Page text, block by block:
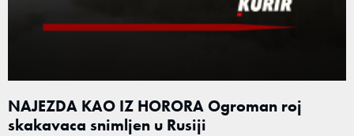
NAJEZDA KAO IZ HORORA Ogroman roj
skakavaca snimljen u Rusiji